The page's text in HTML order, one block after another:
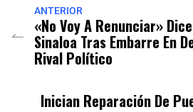
ANTERIOR
«No Voy A Renunciar»
Sinaloa Tras Embarre En
Rival Político
Inician Reparación De